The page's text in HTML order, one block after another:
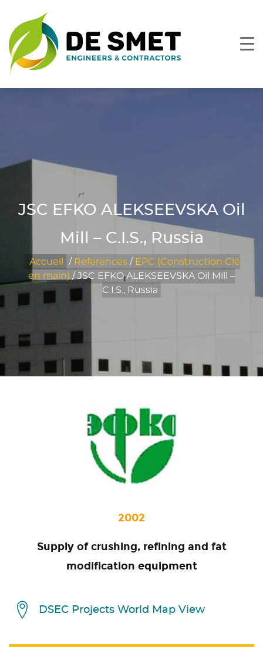
JSC EFKO ALEKSEEVSKA Oil
Mill – C.I.S., Russia
Accueil / References/ EPC (Construction Clé
en main) /JSC EFKO ALEKSEEVSKA Oil Mill –
C.I.S., Russia
2002
Supply of crushing, refining and fat
modification equipment
DSEC Projects World Map View